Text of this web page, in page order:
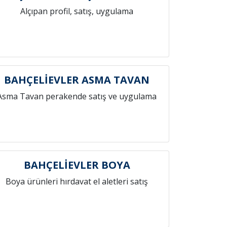
Alçıpan profil, satış, uygulama
BAHÇELİEVLER ASMA TAVAN
Tavan perakende satış ve uygulama
BAHÇELİEVLER BOYA
Boya ürünleri hırdavat el aletleri satış